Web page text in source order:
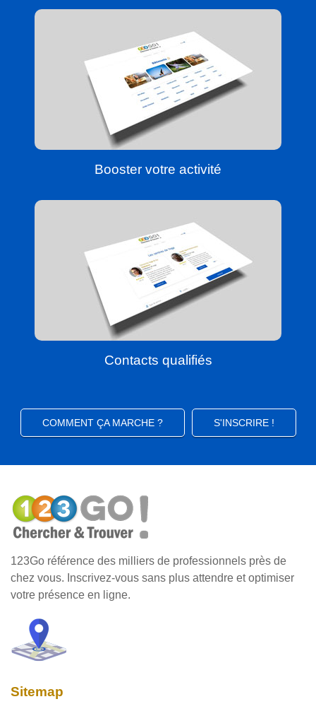
Booster votre activité
Contacts qualifiés
COMMENT ÇA MARCHE ? S'INSCRIRE !
123Go référence des milliers de professionnels près de
chez vous. Inscrivez-vous sans plus attendre et optimiser
votre présence en ligne.
Sitemap